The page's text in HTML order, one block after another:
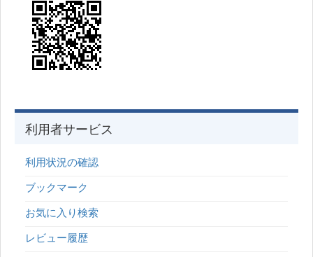
利用者サービス
利用状況の確認
ブックマーク
お気に入り検索
レビュー履歴